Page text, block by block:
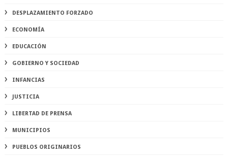
DESPLAZAMIENTO FORZADO
ECONOMÍA
EDUCACIÓN
GOBIERNO Y SOCIEDAD
INFANCIAS
JUSTICIA
LIBERTAD DE PRENSA
MUNICIPIOS
PUEBLOS ORIGINARIOS